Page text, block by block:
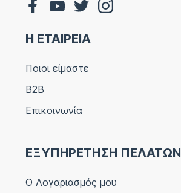
Η ΕΤΑΙΡΕΙΑ
Ποιοι είμαστε
B2B
Επικοινωνία
ΕΞΥΠΗΡΕΤΗΣΗ ΠΕΛΑΤΩΝ
Ο Λογαριασμός μου